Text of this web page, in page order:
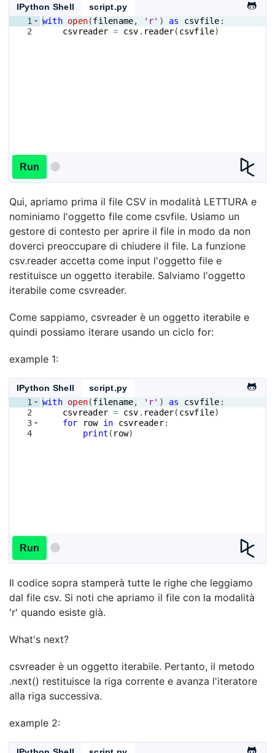
IPython Shell
script.py
1
2
with open(filename, 'r' ) as csvfile :
csvreader = csv . reader( csvfile)
Run
Qui, apriamo prima il file CSV in modalità LETTURA e
nominiamo l'oggetto file come csvfile. Usiamo un
gestore di contesto per aprire il file in modo da non
doverci preoccupare di chiudere il file. La funzione
csv.reader accetta come input l'oggetto file e
restituisce un oggetto iterabile. Salviamo l'oggetto
iterabile come csvreader.
Come sappiamo, csvreader è un oggetto iterabile e
quindi possiamo iterare usando un ciclo for:
example 1:
IPython Shell
script.py
1
2
3
4
with open(filename, 'r' ) as csvfile :
csvreader = csv . reader( csvfile)
for
row in csvreader:
print ( row)
Run
Il codice sopra stamperà tutte le righe che leggiamo
dal file csv. Si noti che apriamo il file con la modalità
'r' quando esiste già.
What's next?
csvreader è un oggetto iterabile. Pertanto, il metodo
.next() restituisce la riga corrente e avanza l'iteratore
alla riga successiva.
example 2: